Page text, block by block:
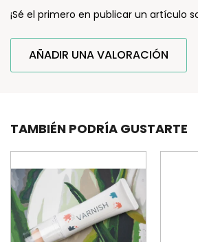
¡Sé el primero en publicar un artículo
AÑADIR UNA VALORACIÓN
TAMBIÉN PODRÍA GUSTARTE